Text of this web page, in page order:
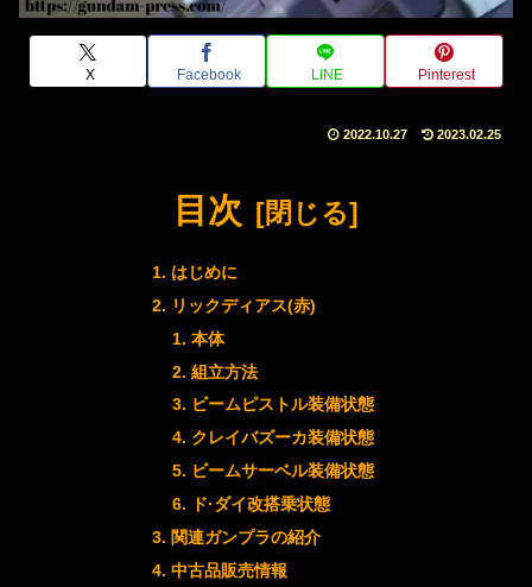
X Facebook LINE Pinterest
2022.10.27 2023.02.25
目次
はじめに
リックディアス(赤)
本体
組立方法
ビームピストル装備状態
クレイバズーカ装備状態
ビームサーベル装備状態
ド·ダイ改搭乗状態
関連ガンプラの紹介
中古品販売情報